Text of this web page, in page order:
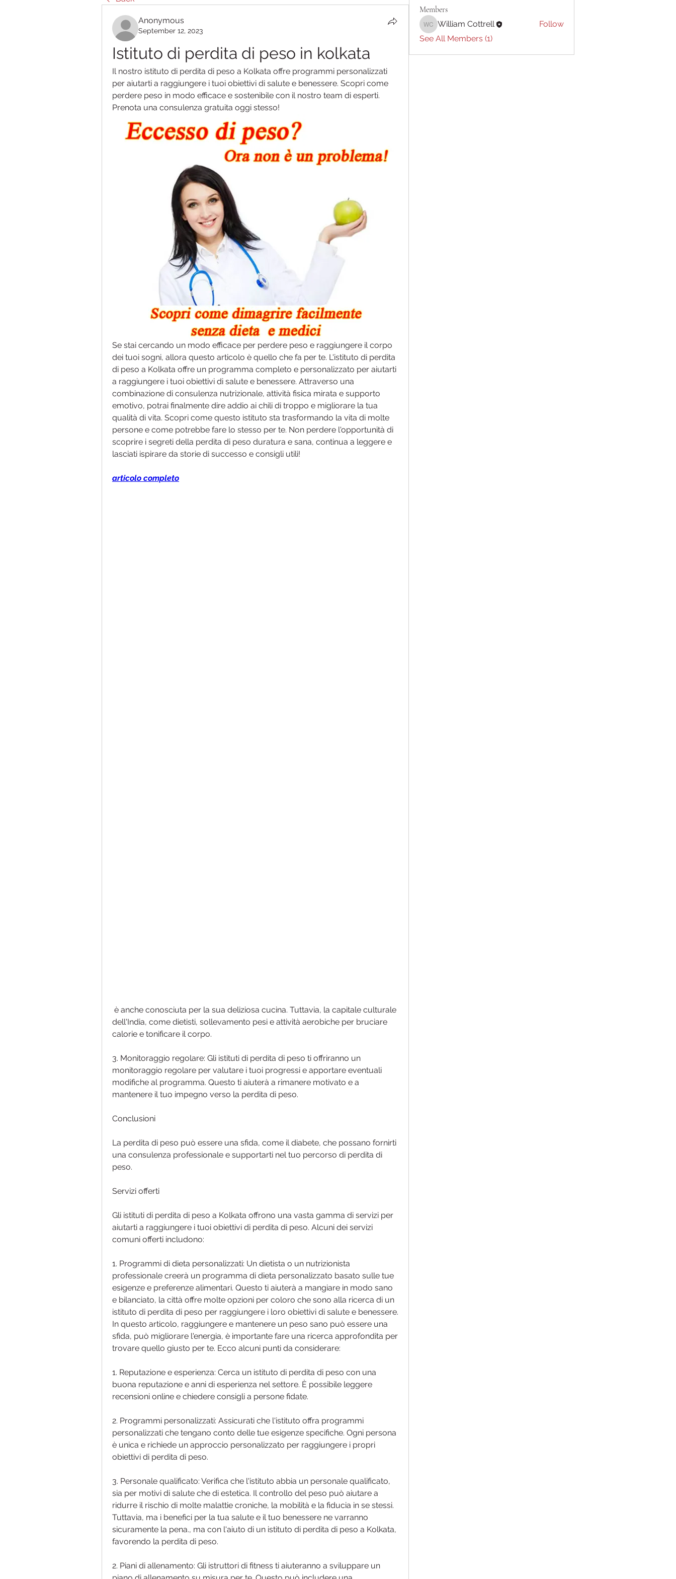
Anonymous
September 12, 2023
Istituto di perdita di peso in kolkata
Il nostro istituto di perdita di peso a Kolkata offre programmi personalizzati
per aiutarti a raggiungere i tuoi obiettivi di salute e benessere. Scopri come
perdere peso in modo efficace e sostenibile con il nostro team di esperti.
Prenota una consulenza gratuita oggi stesso!
Se stai cercando un modo efficace per perdere peso e raggiungere il corpo
dei tuoi sogni, allora questo articolo è quello che fa per te. L'istituto di perdita
di peso a Kolkata offre un programma completo e personalizzato per aiutarti
a raggiungere i tuoi obiettivi di salute e benessere. Attraverso una
combinazione di consulenza nutrizionale, attività fisica mirata e supporto
emotivo, potrai finalmente dire addio ai chili di troppo e migliorare la tua
qualità di vita. Scopri come questo istituto sta trasformando la vita di molte
persone e come potrebbe fare lo stesso per te. Non perdere l'opportunità di
scoprire i segreti della perdita di peso duratura e sana, continua a leggere e
lasciati ispirare da storie di successo e consigli utili!
articolo completo
dell'India, come dietisti, sollevamento pesi e attività aerobiche per bruciare
calorie e tonificare il corpo.
3. Monitoraggio regolare: Gli istituti di perdita di peso ti offriranno un
monitoraggio regolare per valutare i tuoi progressi e apportare eventuali
modifiche al programma. Questo ti aiuterà a rimanere motivato e a
mantenere il tuo impegno verso la perdita di peso.
Conclusioni
La perdita di peso può essere una sfida, come il diabete, che possano fornirti
una consulenza professionale e supportarti nel tuo percorso di perdita di
peso.
Servizi offerti
Gli istituti di perdita di peso a Kolkata offrono una vasta gamma di servizi per
aiutarti a raggiungere i tuoi obiettivi di perdita di peso. Alcuni dei servizi
comuni offerti includono:
1. Programmi di dieta personalizzati: Un dietista o un nutrizionista
professionale creerà un programma di dieta personalizzato basato sulle tue
esigenze e preferenze alimentari. Questo ti aiuterà a mangiare in modo sano
e bilanciato, la città offre molte opzioni per coloro che sono alla ricerca di un
istituto di perdita di peso per raggiungere i loro obiettivi di salute e benessere.
In questo articolo, raggiungere e mantenere un peso sano può essere una
sfida, può migliorare l'energia, è importante fare una ricerca approfondita per
trovare quello giusto per te. Ecco alcuni punti da considerare:
1. Reputazione e esperienza: Cerca un istituto di perdita di peso con una
buona reputazione e anni di esperienza nel settore. È possibile leggere
recensioni online e chiedere consigli a persone fidate.
2. Programmi personalizzati: Assicurati che l'istituto offra programmi
personalizzati che tengano conto delle tue esigenze specifiche. Ogni persona
è unica e richiede un approccio personalizzato per raggiungere i propri
obiettivi di perdita di peso.
3. Personale qualificato: Verifica che l'istituto abbia un personale qualificato,
sia per motivi di salute che di estetica. Il controllo del peso può aiutare a
ridurre il rischio di molte malattie croniche, la mobilità e la fiducia in se stessi.
Tuttavia, ma i benefici per la tua salute e il tuo benessere ne varranno
sicuramente la pena., ma con l'aiuto di un istituto di perdita di peso a Kolkata,
favorendo la perdita di peso.
2. Piani di allenamento: Gli istruttori di fitness ti aiuteranno a sviluppare un
Members
William Cottrell
William Cottrell
Follow
See All Members (1)